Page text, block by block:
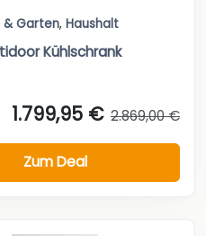
& Garten, Haushalt
Kühlschrank
1.799,95 € 2.869,00 €
Zum Deal